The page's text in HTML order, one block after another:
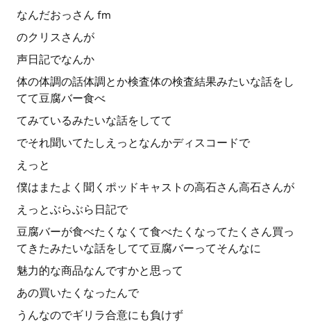
なんだおっさん fm
のクリスさんが
声日記でなんか
体の体調の話体調とか検査体の検査結果みたいな話をし
てて豆腐バー食べ
てみているみたいな話をしてて
でそれ聞いてたしえっとなんかディスコードで
えっと
僕はまたよく聞くポッドキャストの高石さん高石さんが
えっとぶらぶら日記で
豆腐バーが食べたくなくて食べたくなってたくさん買っ
てきたみたいな話をしてて豆腐バーってそんなに
魅力的な商品なんですかと思って
あの買いたくなったんで
うんなのでギリラ合意にも負けず